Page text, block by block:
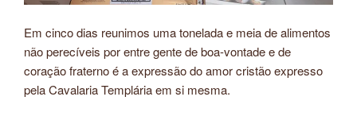
Em cinco dias reunimos uma tonelada e meia de alimentos
não perecíveis por entre gente de boa-vontade e de
coração fraterno é a expressão do amor cristão expresso
pela Cavalaria Templária em si mesma.